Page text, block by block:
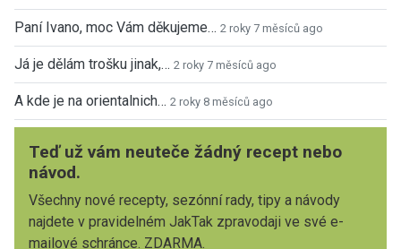
Paní Ivano, moc Vám děkujeme… 2 roky 7 měsíců ago
Já je dělám trošku jinak,… 2 roky 7 měsíců ago
A kde je na orientalnich… 2 roky 8 měsíců ago
Teď už vám neuteče žádný recept nebo
návod.
Všechny nové recepty, sezónní rady, tipy a návody
najdete v pravidelném JakTak zpravodaji ve své e-
mailové schránce. ZDARMA.